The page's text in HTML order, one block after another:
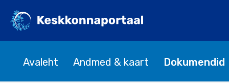
Avaleht Andmed & kaart Dokumendid